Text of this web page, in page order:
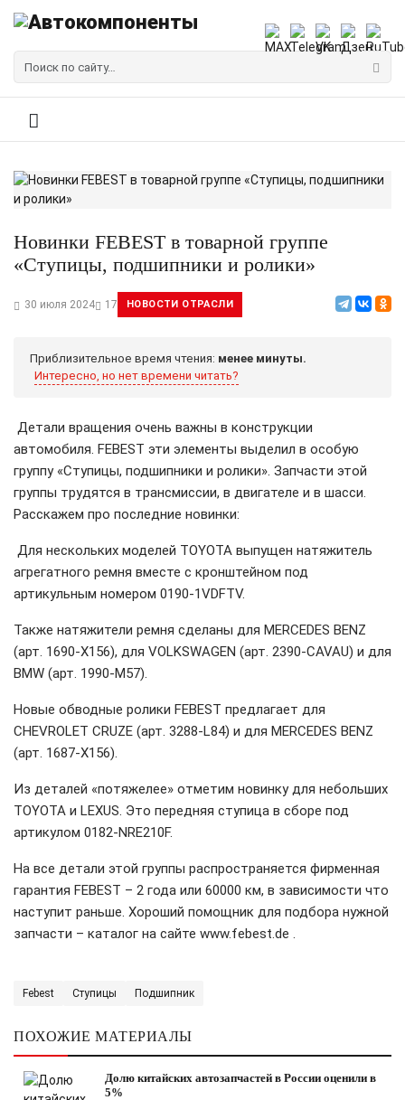
Новинки FEBEST в товарной группе
«Ступицы, подшипники и ролики»
30 июля 2024 17 НОВОСТИ ОТРАСЛИ
Приблизительное время чтения: менее минуты.
Интересно, но нет времени читать?
Детали вращения очень важны в конструкции
автомобиля. FEBEST эти элементы выделил в особую
группу «Ступицы, подшипники и ролики». Запчасти этой
группы трудятся в трансмиссии, в двигателе и в шасси.
Расскажем про последние новинки:
Для нескольких моделей TOYOTA выпущен натяжитель
агрегатного ремня вместе с кронштейном под
артикульным номером 0190-1VDFTV.
Также натяжители ремня сделаны для MERCEDES BENZ
(арт. 1690-X156), для VOLKSWAGEN (арт. 2390-CAVAU) и для
BMW (арт. 1990-M57).
Новые обводные ролики FEBEST предлагает для
CHEVROLET CRUZE (арт. 3288-L84) и для MERCEDES BENZ
(арт. 1687-X156).
Из деталей «потяжелее» отметим новинку для небольших
TOYOTA и LEXUS. Это передняя ступица в сборе под
артикулом 0182-NRE210F.
На все детали этой группы распространяется фирменная
гарантия FEBEST – 2 года или 60000 км, в зависимости что
наступит раньше. Хороший помощник для подбора нужной
запчасти – каталог на сайте www.febest.de .
Febest Ступицы Подшипник
ПОХОЖИЕ МАТЕРИАЛЫ
Долю китайских автозапчастей в России оценили в
5%